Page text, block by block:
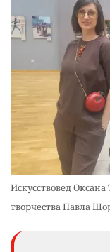
Искусствовед
творчества Павла